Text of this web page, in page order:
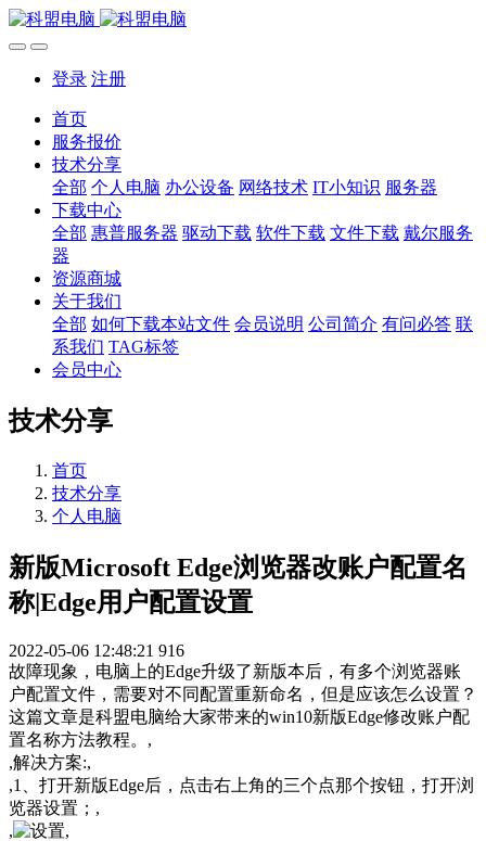
登录 注册
首页
服务报价
技术分享
全部 个人电脑 办公设备 网络技术 IT小知识 服务器
下载中心
全部 惠普服务器 驱动下载 软件下载 文件下载 戴尔服务
器
资源商城
关于我们
全部 如何下载本站文件 会员说明 公司简介 有问必答 联
系我们 TAG标签
会员中心
技术分享
首页
技术分享
个人电脑
新版Microsoft Edge浏览器改账户配置名
称|Edge用户配置设置
2022-05-06 12:48:21 916
故障现象，电脑上的Edge升级了新版本后，有多个浏览器账
户配置文件，需要对不同配置重新命名，但是应该怎么设置？
这篇文章是科盟电脑给大家带来的win10新版Edge修改账户配
置名称方法教程。,
,解决方案:,
,1、打开新版Edge后，点击右上角的三个点那个按钮，打开浏
览器设置；,
,
,